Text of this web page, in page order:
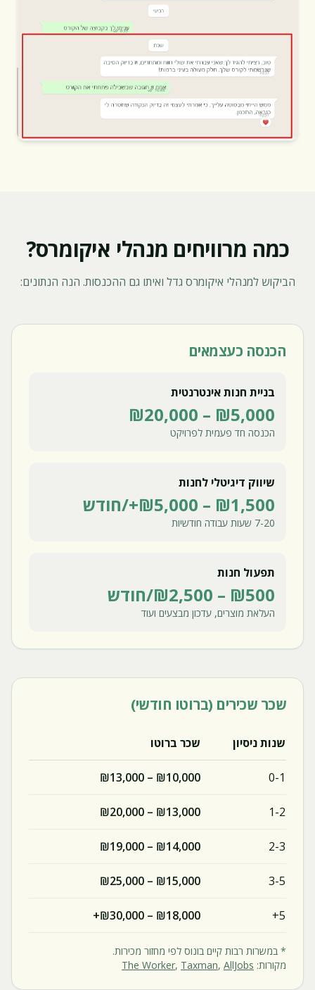
כמה מרוויחים מנהלי איקומרס?
הביקוש למנהלי איקומרס גדל ואיתו גם ההכנסות. הנה הנתונים:
הכנסה כעצמאים
בניית חנות אינטרנטית
₪5,000 – ₪20,000
הכנסה חד פעמית לפרויקט
שיווק דיגיטלי לחנות
₪1,500 – ₪5,000+/חודש
7-20 שעות עבודה חודשיות
תפעול חנות
₪500 – ₪2,500/חודש
העלאת מוצרים, עדכון מבצעים ועוד
שכר שכירים (ברוטו חודשי)
שנות ניסיון שכר ברוטו
0-1
₪10,000 – ₪13,000
1-2
₪13,000 – ₪20,000
2-3
₪14,000 – ₪19,000
3-5
₪15,000 – ₪25,000
5+
₪18,000 – ₪30,000+
* במשרות רבות קיים בונוס לפי מחזור מכירות.
מקורות:
The Worker, Taxman, AllJobs